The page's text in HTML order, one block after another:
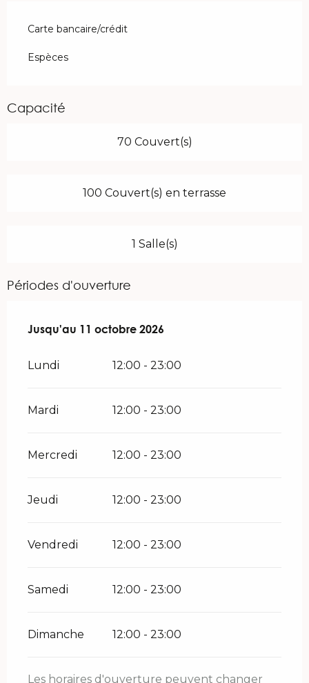
Carte bancaire/crédit
Espèces
Capacité
70 Couvert(s)
100 Couvert(s) en terrasse
1 Salle(s)
Périodes d'ouverture
Du27 mars 2026au11 octobre 2026
Jusqu'au 11 octobre 2026
Lundi 12:00 - 23:00
Mardi 12:00 - 23:00
Mercredi 12:00 - 23:00
Jeudi 12:00 - 23:00
Vendredi 12:00 - 23:00
Samedi 12:00 - 23:00
Dimanche 12:00 - 23:00
Les horaires d'ouverture peuvent changer